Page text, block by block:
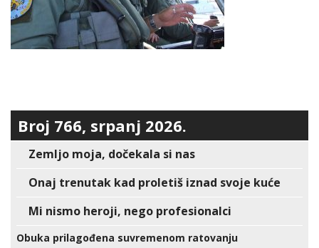
Broj 766, srpanj 2026.
Zemljo moja, dočekala si nas
Onaj trenutak kad proletiš iznad svoje kuće
Mi nismo heroji, nego profesionalci
Obuka prilagođena suvremenom ratovanju